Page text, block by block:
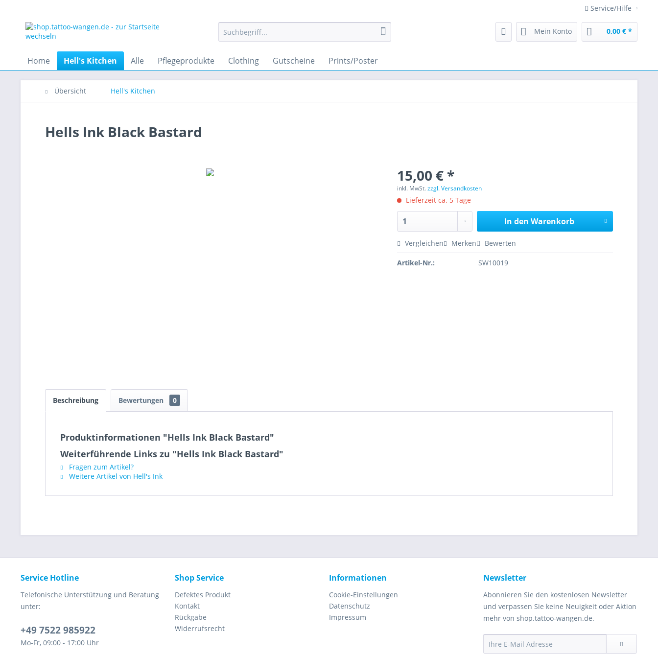
Service/Hilfe
Mein Konto 0,00 € *
Home Hell's Kitchen Alle Pflegeprodukte Clothing Gutscheine Prints/Poster
Übersicht Hell's Kitchen
Hells Ink Black Bastard
15,00 € *
inkl. MwSt.zzgl. Versandkosten
Lieferzeit ca. 5 Tage
In den Warenkorb
Vergleichen Merken Bewerten
Artikel-Nr.: SW10019
Beschreibung Bewertungen 0
Produktinformationen "Hells Ink Black Bastard"
Weiterführende Links zu "Hells Ink Black Bastard"
Fragen zum Artikel?
Weitere Artikel von Hell's Ink
Service Hotline
Telefonische Unterstützung und Beratung
unter:
+49 7522 985922
Mo-Fr, 09:00 - 17:00 Uhr
Shop Service
Defektes Produkt
Kontakt
Rückgabe
Widerrufsrecht
Informationen
Cookie-Einstellungen
Datenschutz
Impressum
Newsletter
Abonnieren Sie den kostenlosen Newsletter
und verpassen Sie keine Neuigkeit oder Aktion
mehr von shop.tattoo-wangen.de.